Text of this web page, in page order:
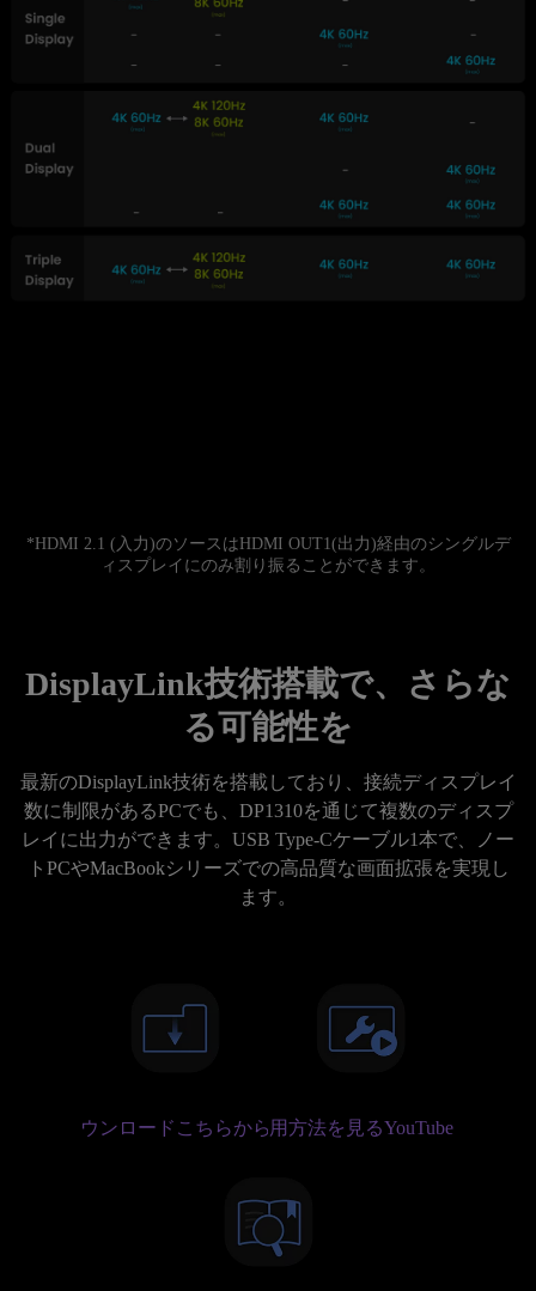
*HDMI 2.1 (入力)のソースはHDMI OUT1(出力)経由のシングルデ
ィスプレイにのみ割り振ることができます。
DisplayLink技術搭載で、さらな
る可能性を
最新のDisplayLink技術を搭載しており、接続ディスプレイ
数に制限があるPCでも、DP1310を通じて複数のディスプ
レイに出力ができます。USB Type-Cケーブル1本で、ノー
トPCやMacBookシリーズでの高品質な画面拡張を実現し
ます。
ダウンロードこちらから使用方法を見るYouTube